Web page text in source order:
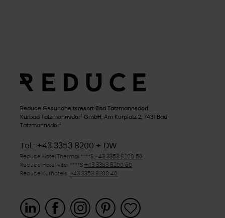
Reduce Gesundheitsresort Bad Tatzmannsdorf
Kurbad Tatzmannsdorf GmbH, Am Kurplatz 2, 7431 Bad
Tatzmannsdorf
Tel.: +43 3353 8200 + DW
Reduce Hotel Thermal ****S +43 3353 8200 50
Reduce Hotel Vital ****S +43 3353 8200 60
Reduce Kurhotels +43 3353 8200 40